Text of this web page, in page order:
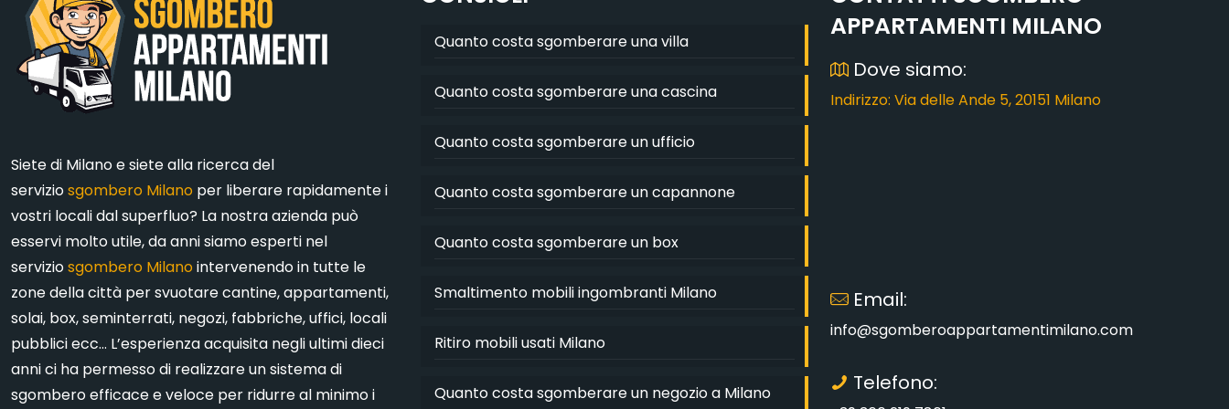
Siete di Milano e siete alla ricerca del
serviziosgombero Milano per liberare rapidamente i
vostri locali dal superfluo? La nostra azienda può
esservi molto utile, da anni siamo esperti nel
serviziosgombero Milanointervenendo in tutte le
zone della città per svuotare cantine, appartamenti,
solai, box, seminterrati, negozi, fabbriche, uffici, locali
pubblici ecc… L’esperienza acquisita negli ultimi dieci
anni ci ha permesso di realizzare un sistema di
sgombero efficace e veloce per ridurre al minimo i
Quanto costa sgomberare una villa
Quanto costa sgomberare una cascina
Quanto costa sgomberare un ufficio
Quanto costa sgomberare un capannone
Quanto costa sgomberare un box
Smaltimento mobili ingombranti Milano
Ritiro mobili usati Milano
Quanto costa sgomberare un negozio a Milano
APPARTAMENTI MILANO
Dove siamo:
Indirizzo: Via delle Ande 5, 20151 Milano
Email:
info@sgomberoappartamentimilano.com
Telefono: